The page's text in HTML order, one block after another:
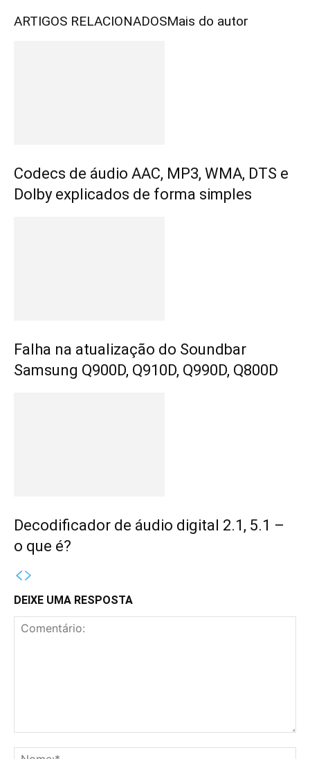
ARTIGOS RELACIONADOSMais do autor
Codecs de áudio AAC, MP3, WMA, DTS e
Dolby explicados de forma simples
Falha na atualização do Soundbar
Samsung Q900D, Q910D, Q990D, Q800D
Decodificador de áudio digital 2.1, 5.1 –
o que é?
DEIXE UMA RESPOSTA